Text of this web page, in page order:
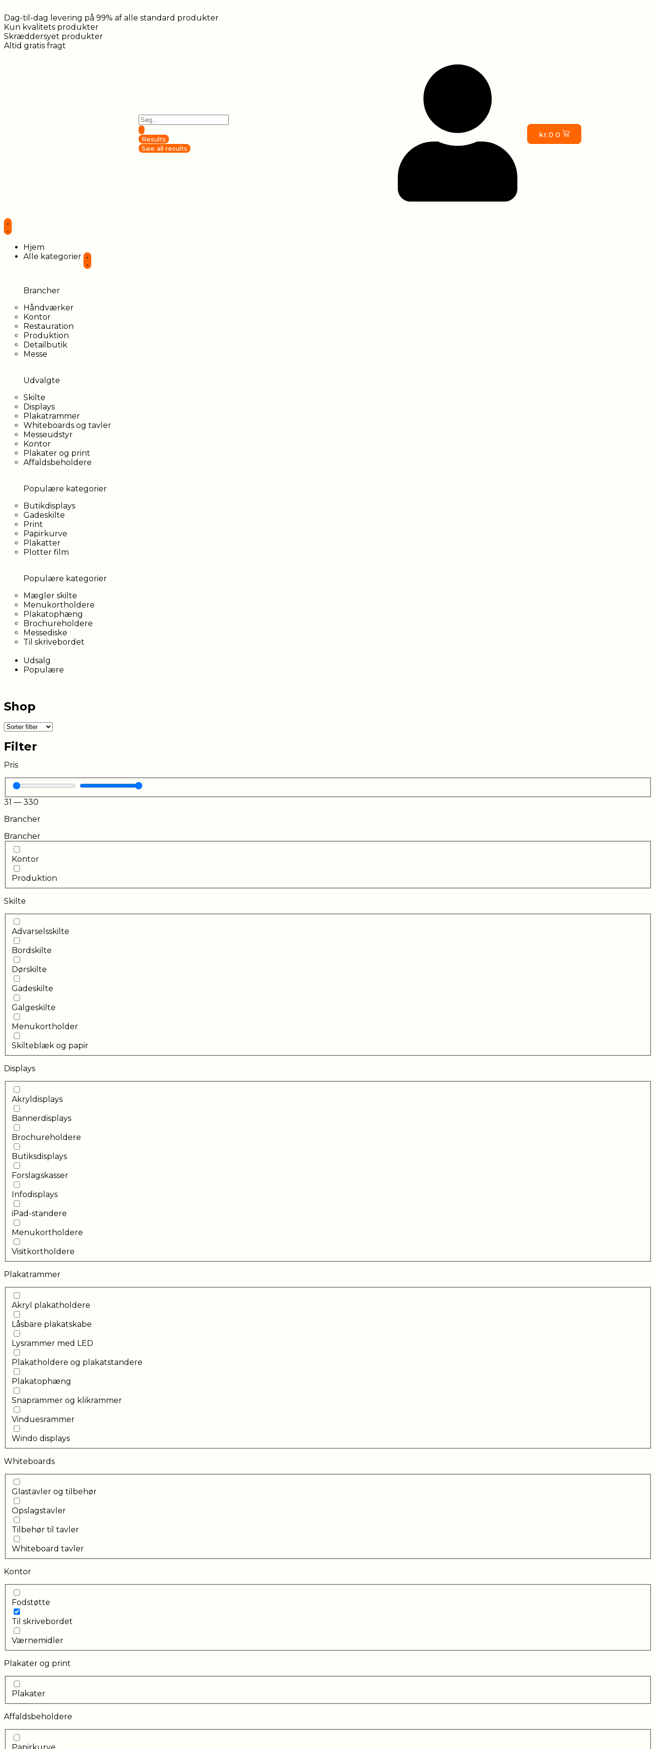
Dag-til-dag levering på 99% af alle standard produkter
Kun kvalitets produkter
Skræddersyet produkter
Altid gratis fragt
Results
See all results
kr.0 0
Hjem
Alle kategorier
Brancher
Håndværker
Kontor
Restauration
Produktion
Detailbutik
Messe
Udvalgte
Skilte
Displays
Plakatrammer
Whiteboards og tavler
Messeudstyr
Kontor
Plakater og print
Affaldsbeholdere
Populære kategorier
Butikdisplays
Gadeskilte
Print
Papirkurve
Plakatter
Plotter film
Populære kategorier
Mægler skilte
Menukortholdere
Plakatophæng
Brochureholdere
Messediske
Til skrivebordet
Udsalg
Populære
Shop
Filter
Pris
31 — 330
Brancher
Brancher
Kontor
Produktion
Skilte
Advarselsskilte
Bordskilte
Dørskilte
Gadeskilte
Galgeskilte
Menukortholder
Skilteblæk og papir
Displays
Akryldisplays
Bannerdisplays
Brochureholdere
Butiksdisplays
Forslagskasser
Infodisplays
iPad-standere
Menukortholdere
Visitkortholdere
Plakatrammer
Akryl plakatholdere
Låsbare plakatskabe
Lysrammer med LED
Plakatholdere og plakatstandere
Plakatophæng
Snaprammer og klikrammer
Vinduesrammer
Windo displays
Whiteboards
Glastavler og tilbehør
Opslagstavler
Tilbehør til tavler
Whiteboard tavler
Kontor
Fodstøtte
Til skrivebordet
Værnemidler
Plakater og print
Plakater
Affaldsbeholdere